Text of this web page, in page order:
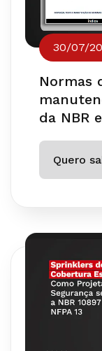
30/07/
Normas
da NBR
Quero